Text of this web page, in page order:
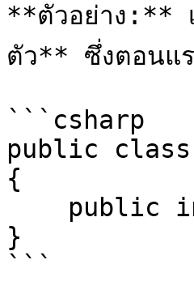
**ตัวอย่าง:** เ
ตัว** ซึ่งตอนแร
```csharp
public class
{
}
```